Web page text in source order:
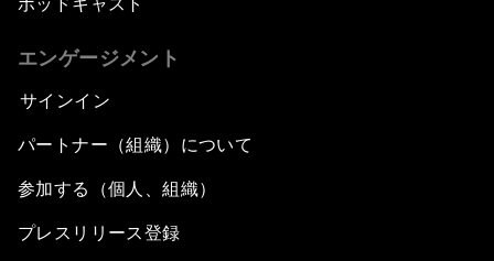
エンゲージメント
サインイン
パートナー（組織）について
参加する（個人、組織）
プレスリリース登録